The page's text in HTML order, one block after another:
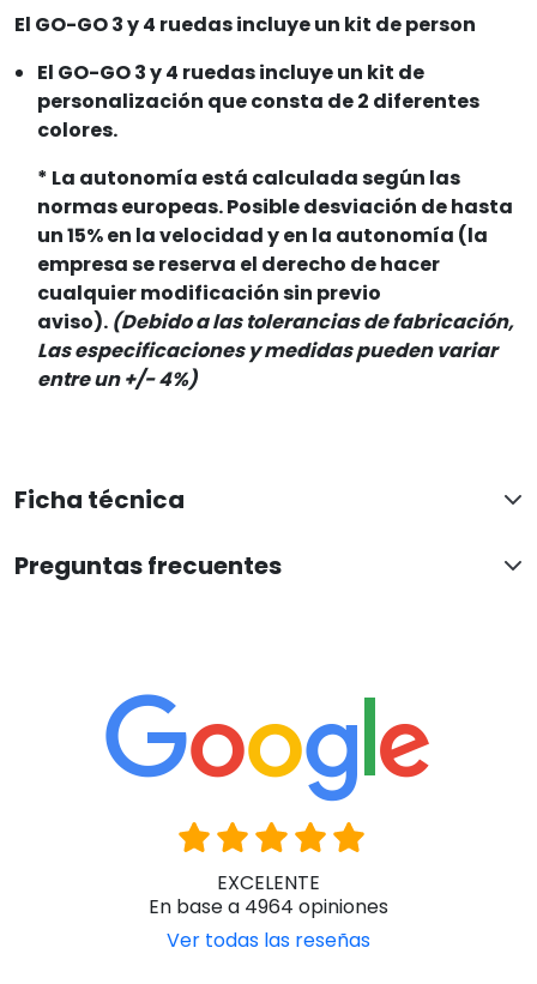
El GO-GO 3 y 4 ruedas incluye un kit de person
El GO-GO 3 y 4 ruedas incluye un kit de
personalización que consta de 2 diferentes
colores.
* La autonomía está calculada según las
normas europeas. Posible desviación de hasta
un 15% en la velocidad y en la autonomía (la
empresa se reserva el derecho de hacer
cualquier modificación sin previo
aviso). (Debido a las tolerancias de fabricación,
Las especificaciones y medidas pueden variar
entre un +/- 4%)
Ficha técnica
Preguntas frecuentes
EXCELENTE
En base a 4964 opiniones
Ver todas las reseñas